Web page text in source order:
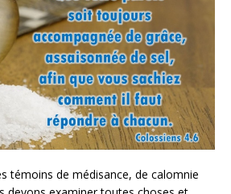
témoins de médisance, de calomnie